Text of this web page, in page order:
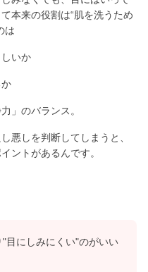
本来の役割は“肌を洗うため
は
いか
」のバランス。
悪しを判断してしまうと、
ントがあるんです。
目にしみにくい"のがいい